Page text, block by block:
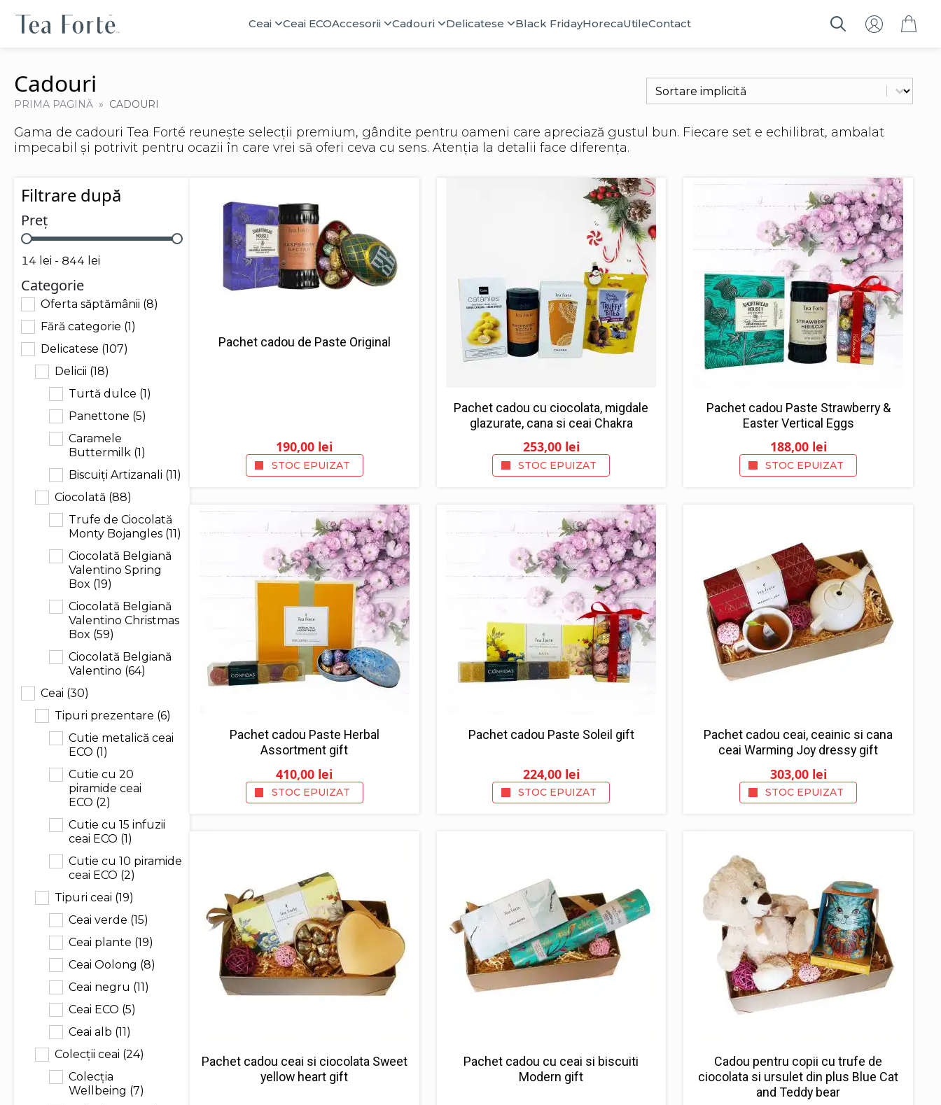
Ceai Ceai ECOAccesorii Cadouri Delicatese Black FridayHorecaUtileContact
Cadouri
PRIMA PAGINĂ CADOURI
Filtrează
Sort content
Gama de cadouri Tea Forté reunește selecții premium, gândite pentru oameni care apreciază gustul bun. Fiecare set e echilibrat, ambalat
impecabil și potrivit pentru ocazii în care vrei să oferi ceva cu sens. Atenția la detalii face diferența.
Filtrare după
Preț
Preț
14 lei - 844 lei
Categorie
Categorie
Oferta săptămânii (8)
Fără categorie (1)
Delicatese (107)
Delicii (18)
Turtă dulce (1)
Panettone (5)
Caramele
Buttermilk (1)
Biscuiți Artizanali (11)
Ciocolată (88)
Trufe de Ciocolată
Monty Bojangles (11)
Ciocolată Belgiană
Valentino Spring
Box (19)
Ciocolată Belgiană
Valentino Christmas
Box (59)
Ciocolată Belgiană
Valentino (64)
Ceai (30)
Tipuri prezentare (6)
Cutie metalică ceai
ECO (1)
Cutie cu 20
piramide ceai
ECO (2)
Cutie cu 15 infuzii
ceai ECO (1)
Cutie cu 10 piramide
ceai ECO (2)
Tipuri ceai (19)
Ceai verde (15)
Ceai plante (19)
Ceai Oolong (8)
Ceai negru (11)
Ceai ECO (5)
Ceai alb (11)
Colecții ceai (24)
Colecția
Wellbeing (7)
Pachet cadou de Paste Original
190,00 lei
STOC EPUIZAT
Pachet cadou cu ciocolata, migdale
glazurate, cana si ceai Chakra
253,00 lei
STOC EPUIZAT
Pachet cadou Paste Strawberry &
Easter Vertical Eggs
188,00 lei
STOC EPUIZAT
Pachet cadou Paste Herbal
Assortment gift
410,00 lei
STOC EPUIZAT
Pachet cadou Paste Soleil gift
224,00 lei
STOC EPUIZAT
Pachet cadou ceai, ceainic si cana
ceai Warming Joy dressy gift
303,00 lei
STOC EPUIZAT
Pachet cadou ceai si ciocolata Sweet
yellow heart gift
Pachet cadou cu ceai si biscuiti
Modern gift
Cadou pentru copii cu trufe de
ciocolata si ursulet din plus Blue Cat
and Teddy bear